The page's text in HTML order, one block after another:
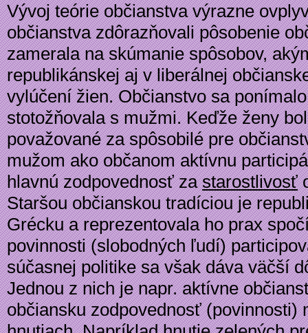
Vývoj teórie občianstva výrazne
občianstva zdôrazňovali pôsobenie
zamerala na skúmanie spôsobov,
republikánskej aj v liberálnej
vylúčení žien. Občianstvo sa
stotožňovala s mužmi. Keďže ženy
považované za spôsobilé pre
mužom ako občanom aktívnu
hlavnú zodpovednosť zastarostlivosť
Staršou občianskou tradíciou je
Grécku a reprezentovala ho prax
povinnosti (slobodných ľudí)
súčasnej politike sa však dáva väčší
Jednou z nich je napr. aktívne
občiansku zodpovednosť